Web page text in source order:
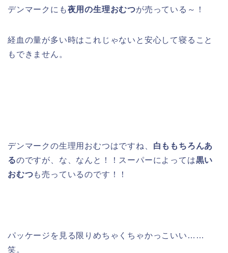
デンマークにも夜用の生理おむつが売っている～！
経血の量が多い時はこれじゃないと安心して寝ること
もできません。
デンマークの生理用おむつはですね、 白ももちろんあ
るのですが、な、なんと！！スーパーによっては黒い
おむつも売っているのです！！
パッケージを見る限りめちゃくちゃかっこいい……
笑。